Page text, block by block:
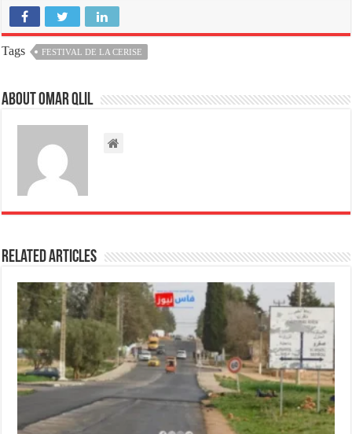
Tags FESTIVAL DE LA CERISE
About omar qlil
Related Articles